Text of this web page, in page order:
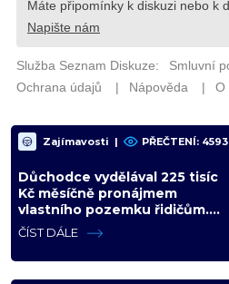
Zajímavosti | PŘEČTENÍ: 4593
Důchodce vydělával 225 tisíc
Kč měsíčně pronájmem
vlastního pozemku řidičům.
Teď ho kvůli tomu čeká soud
ČÍST DÁLE